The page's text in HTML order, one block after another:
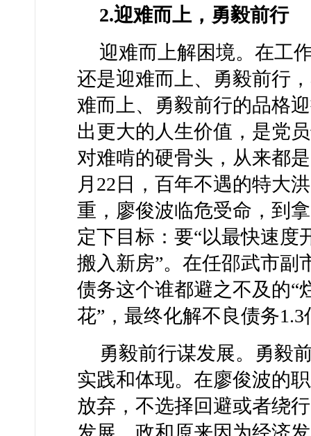
2.迎难而上，勇毅前行
迎难而上解困境。在工
还是迎难而上、勇毅前行
难而上、勇毅前行的品格
出更大的人生价值，是党
对难啃的硬骨头，从来都
月22日，百年不遇的特大
重，廖俊波临危受命，到
定下目标：要“以最快速度
搬入新房”。在任邵武市副
债务这个谁都避之不及的“
花”，最终化解不良债务
勇毅前行谋发展。勇毅
实践和体现。在廖俊波的
放弃，不选择回避或者绕